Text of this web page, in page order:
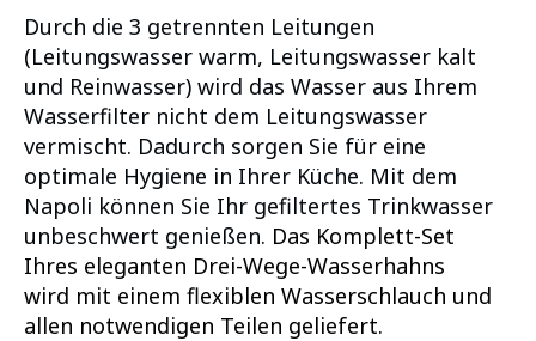
Durch die 3 getrennten Leitungen
(Leitungswasser warm, Leitungswasser kalt
und Reinwasser) wird das Wasser aus Ihrem
Wasserfilter nicht dem Leitungswasser
vermischt. Dadurch sorgen Sie für eine
optimale Hygiene in Ihrer Küche. Mit dem
Napoli können Sie Ihr gefiltertes Trinkwasser
unbeschwert genießen. Das Komplett-Set
Ihres eleganten Drei-Wege-Wasserhahns
wird mit einem flexiblen Wasserschlauch und
allen notwendigen Teilen geliefert.